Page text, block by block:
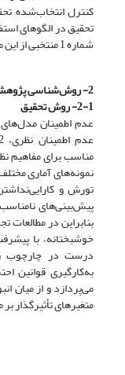
کنترل انتخاب‌شده
تحقیق در الگوهای
شماره 1 منتخبی از این مطالعات، به‌ ترتیب خارجی و داخلی آمده است.
2- روش‌شناسی پژوهش
2-1- روش تحقیق
نمونه‌های آماری
تورش و
بنابرایندر مطالعات
خوشبختانه، با
درست در چارچوب
به‌کارگیری قوانین
می‌پردازد و از میان
متغیرهای تأثیرگذار